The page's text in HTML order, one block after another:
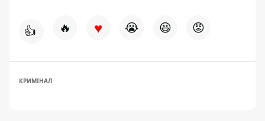
👍 🔥 ♥ 😭 😆 😡
КРИМІНАЛ